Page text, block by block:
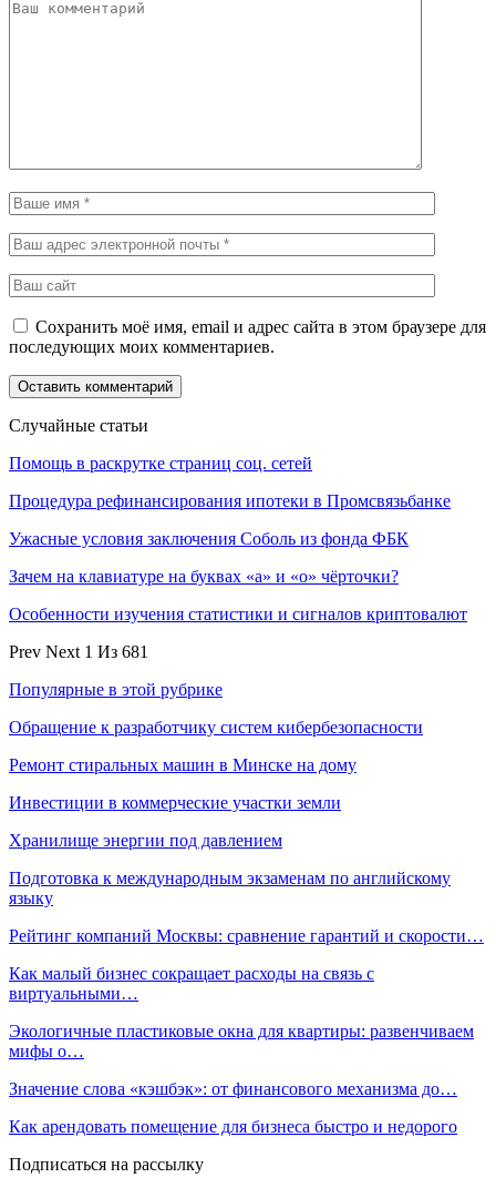
Сохранить моё имя, email и адрес сайта в этом браузере для
последующих моих комментариев.
Случайные статьи
Помощь в раскрутке страниц соц. сетей
Процедура рефинансирования ипотеки в Промсвязьбанке
Ужасные условия заключения Соболь из фонда ФБК
Зачем на клавиатуре на буквах «а» и «о» чёрточки?
Особенности изучения статистики и сигналов криптовалют
Prev Next 1 Из 681
Популярные в этой рубрике
Обращение к разработчику систем кибербезопасности
Ремонт стиральных машин в Минске на дому
Инвестиции в коммерческие участки земли
Хранилище энергии под давлением
Подготовка к международным экзаменам по английскому
языку
Рейтинг компаний Москвы: сравнение гарантий и скорости…
Как малый бизнес сокращает расходы на связь с
виртуальными…
Экологичные пластиковые окна для квартиры: развенчиваем
мифы о…
Значение слова «кэшбэк»: от финансового механизма до…
Как арендовать помещение для бизнеса быстро и недорого
Подписаться на рассылку